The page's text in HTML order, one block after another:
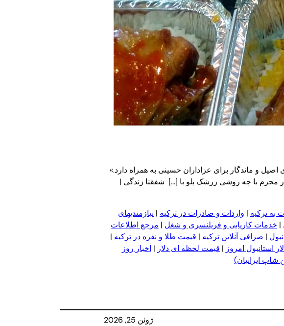
در دم‌کشیدن، عطری اصیل و ماندگار برای عزاداران حسینی به همراه دارد.»
محرم با چه روشی زرشک پلو با […] شفقنا زندگی |
به ترکیه | واردات و صادرات در ترکیه | نیازمندیهای
| خدمات کاریابی و فریلنسری و شغل | مرجع اطلاعات
| صرافی آنلاین ترکیه | قیمت طلا و نقره در ترکیه |
استانبول امروز | قیمت لحظه ای دلار | اخبار روز
شاپ ایرانیان)
ژوئن 25, 2026